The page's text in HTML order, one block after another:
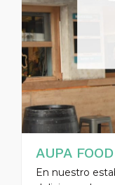
AUPA
En nuestro